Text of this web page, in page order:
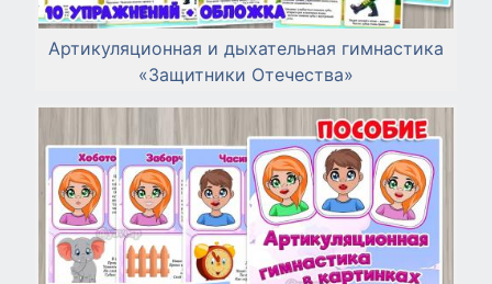
Артикуляционная и дыхательная гимнастика
«Защитники Отечества»